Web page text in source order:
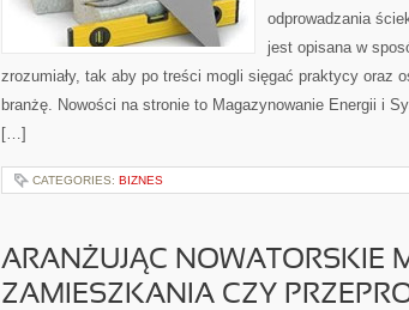
odprowadzania
jest opisana w
zrozumiały, tak aby po treści mogli sięgać praktycy oraz
branżę. Nowości na stronie to Magazynowanie Energii i
[…]
CATEGORIES: BIZNES
ARANŻUJĄC NOWATORSKIE
ZAMIESZKANIA CZY